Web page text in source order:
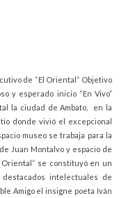
de “El Oriental” Objetivo
y esperado inicio “En Vivo”
la ciudad de Ambato, en la
donde vivió el excepcional
museo se trabaja para la
Juan Montalvo y espacio de
se constituyó en un
intelectuales de
Amigo el insigne poeta Iván